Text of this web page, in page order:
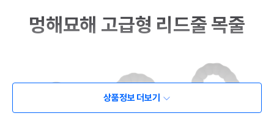
멍해묘해 고급형 리드줄 목줄
상품정보 더보기